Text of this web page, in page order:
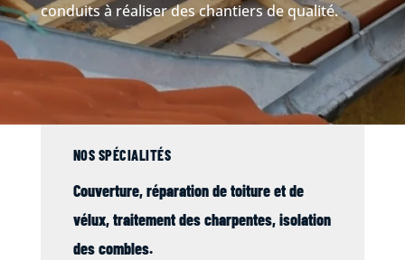
conduits à réaliser des chantiers de qualité.
NOS SPÉCIALITÉS
Couverture, réparation detoitureet de
vélux,traitement des charpentes,isolation
des combles.